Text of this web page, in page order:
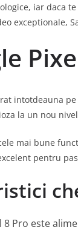
iar daca
exceptionale,
intotdeauna
la un nou
mai bune
pentru
8 Pro este